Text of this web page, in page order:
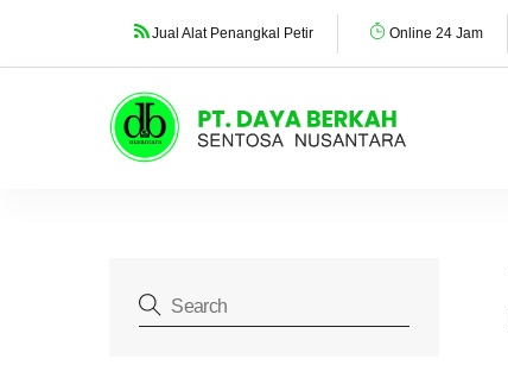
content
Jual Alat Penangkal Petir Online 24 Jam